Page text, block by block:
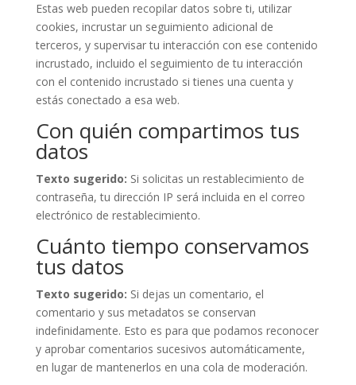
Estas web pueden recopilar datos sobre ti, utilizar
cookies, incrustar un seguimiento adicional de
terceros, y supervisar tu interacción con ese contenido
incrustado, incluido el seguimiento de tu interacción
con el contenido incrustado si tienes una cuenta y
estás conectado a esa web.
Con quién compartimos tus
datos
Texto sugerido: Si solicitas un restablecimiento de
contraseña, tu dirección IP será incluida en el correo
electrónico de restablecimiento.
Cuánto tiempo conservamos
tus datos
Texto sugerido: Si dejas un comentario, el
comentario y sus metadatos se conservan
indefinidamente. Esto es para que podamos reconocer
y aprobar comentarios sucesivos automáticamente,
en lugar de mantenerlos en una cola de moderación.